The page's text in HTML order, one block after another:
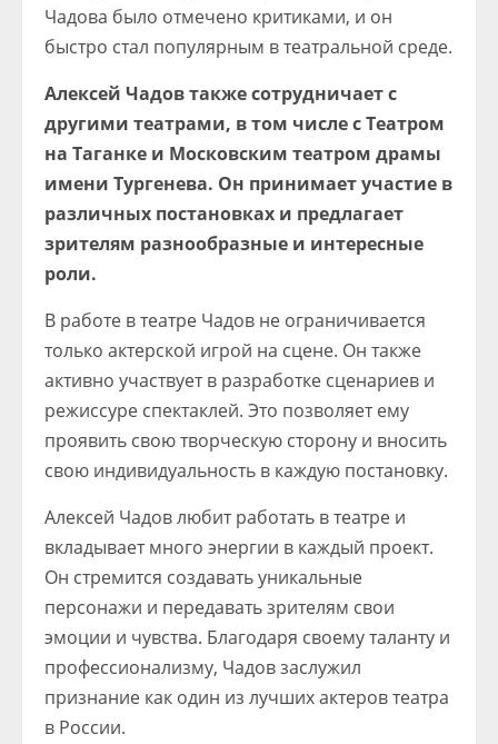
Чадова было отмечено критиками, и он
быстро стал популярным в театральной среде.
Алексей Чадов также сотрудничает с
другими театрами, в том числе с Театром
на Таганке и Московским театром драмы
имени Тургенева. Он принимает участие в
различных постановках и предлагает
зрителям разнообразные и интересные
роли.
В работе в театре Чадов не ограничивается
только актерской игрой на сцене. Он также
активно участвует в разработке сценариев и
режиссуре спектаклей. Это позволяет ему
проявить свою творческую сторону и вносить
свою индивидуальность в каждую постановку.
Алексей Чадов любит работать в театре и
вкладывает много энергии в каждый проект.
Он стремится создавать уникальные
персонажи и передавать зрителям свои
эмоции и чувства. Благодаря своему таланту и
профессионализму, Чадов заслужил
признание как один из лучших актеров театра
в России.